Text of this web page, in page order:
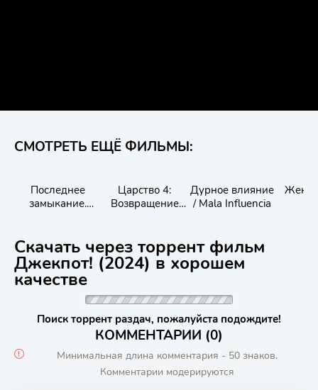
СМОТРЕТЬ ЕЩЁ ФИЛЬМЫ:
Последнее
замыкание.
Царство 4:
Возвращение
Дурное влияние
/ Mala Influencia
Скачать через торрент фильм
Джекпот! (2024) в хорошем
качестве
Поиск торрент раздач, пожалуйста подождите!
КОММЕНТАРИИ (0)
Минимальная длина комментария - 50 знаков.
Комментарии модерируются